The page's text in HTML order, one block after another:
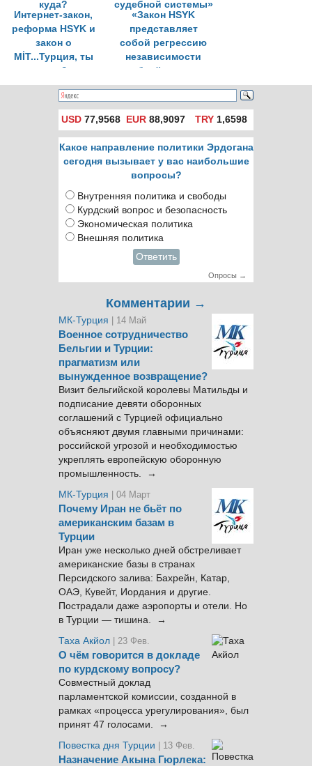
Интернет-закон,
реформа HSYK и
закон о
MİT...Турция, ты
куда?
«Закон HSYK
представляет
собой регрессию
независимости
судебной системы»
USD 77,9568 EUR 88,9097 TRY1,6598
Какое направление политики Эрдогана
сегодня вызывает у вас наибольшие
вопросы?
Внутренняя политика и свободы
Курдский вопрос и безопасность
Экономическая политика
Внешняя политика
Ответить
Опросы →
Комментарии →
МК-Турция | 14 Май
Военное сотрудничество
Бельгии и Турции:
прагматизм или
вынужденное возвращение?
Визит бельгийской королевы Матильды и
подписание девяти оборонных
соглашений с Турцией официально
объясняют двумя главными причинами:
российской угрозой и необходимостью
укреплять европейскую оборонную
промышленность. →
МК-Турция
| 04 Март
Почему Иран не бьёт по
американским базам в
Турции
Иран уже несколько дней обстреливает
американские базы в странах
Персидского залива: Бахрейн, Катар,
ОАЭ, Кувейт, Иордания и другие.
Пострадали даже аэропорты и отели. Но
в Турции — тишина. →
Таха Акйол | 23 Фев.
О чём говорится в докладе
по курдскому вопросу?
Совместный доклад
парламентской комиссии, созданной в
рамках «процесса урегулирования», был
принят 47 голосами. →
Повестка дня Турции
| 13 Фев.
Назначение Акына Гюрлека: